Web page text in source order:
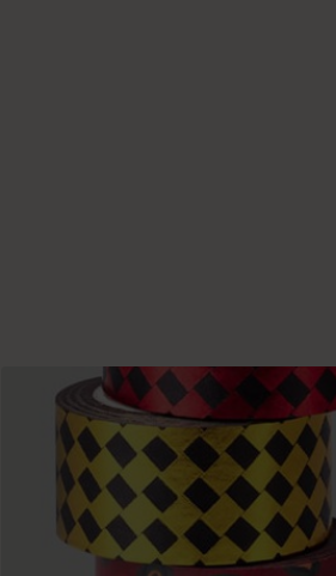
Mardi Mercredi × モレスキン
ハリー・ポッターの呪文コレクション